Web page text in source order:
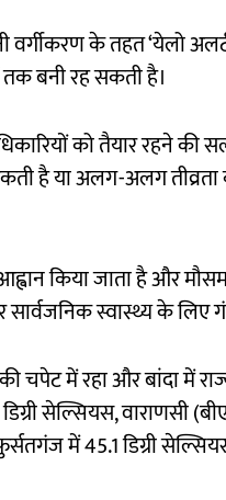
वर्गीकरण के तहत ‘येलो
तक बनी रह सकती है।
को तैयार रहने की
है या अलग-अलग
किया जाता है और
स्वास्थ्य के लिए
की चपेट में रहा और बांदा में
डिग्री सेल्सियस, वाराणसी
में 45.1 डिग्री